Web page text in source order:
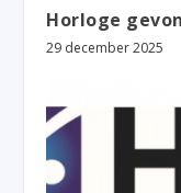
Horloge
29 december 2025